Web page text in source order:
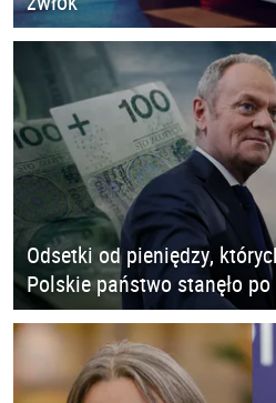
Odsetki od pieniędzy,
Polskie państwo stanęło